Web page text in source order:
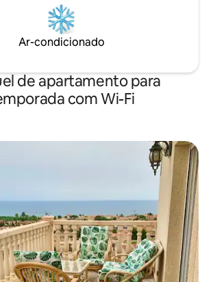
Ar-condicionado
de apartamento para
com Wi-Fi